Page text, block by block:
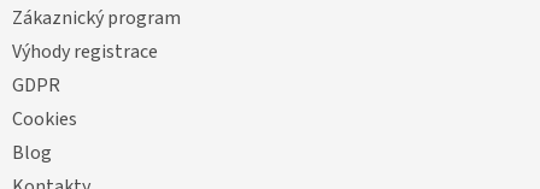
Zákaznický program
Výhody registrace
GDPR
Cookies
Blog